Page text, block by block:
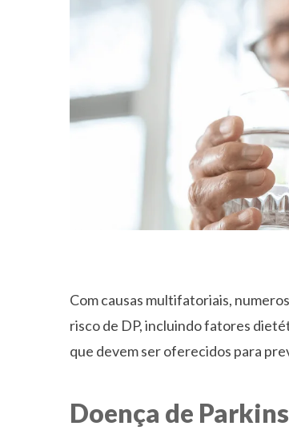
Com causas multifatoriais,
risco de DP, incluindo fatores
que devem ser oferecidos para
Doença de